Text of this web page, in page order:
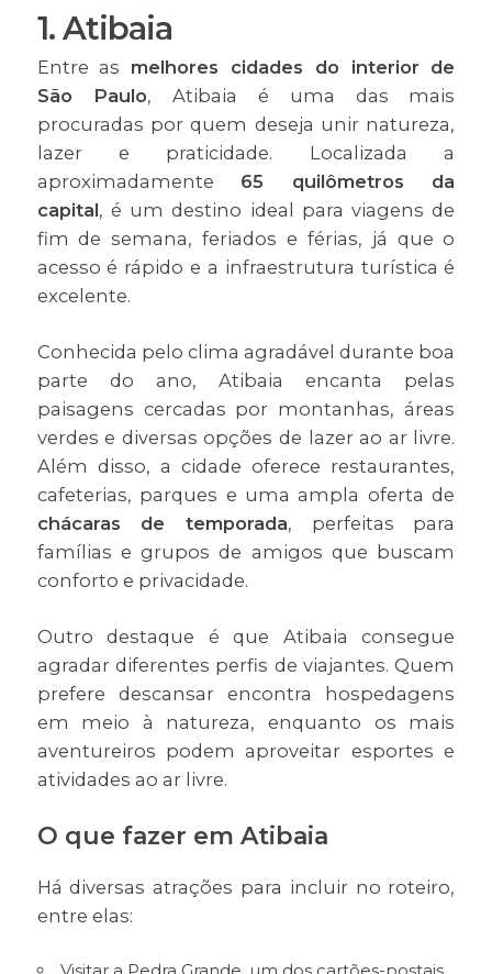
1. Atibaia
Entre as melhores cidades do interior de
São Paulo, Atibaia é uma das mais
procuradas por quem deseja unir natureza,
lazer e praticidade. Localizada a
aproximadamente 65 quilômetros da
capital, é um destino ideal para viagens de
fim de semana, feriados e férias, já que o
acesso é rápido e a infraestrutura turística é
excelente.
Conhecida pelo clima agradável durante boa
parte do ano, Atibaia encanta pelas
paisagens cercadas por montanhas, áreas
verdes e diversas opções de lazer ao ar livre.
Além disso, a cidade oferece restaurantes,
cafeterias, parques e uma ampla oferta de
chácaras de temporada, perfeitas para
famílias e grupos de amigos que buscam
conforto e privacidade.
Outro destaque é que Atibaia consegue
agradar diferentes perfis de viajantes. Quem
prefere descansar encontra hospedagens
em meio à natureza, enquanto os mais
aventureiros podem aproveitar esportes e
atividades ao ar livre.
O que fazer em Atibaia
Há diversas atrações para incluir no roteiro,
entre elas: